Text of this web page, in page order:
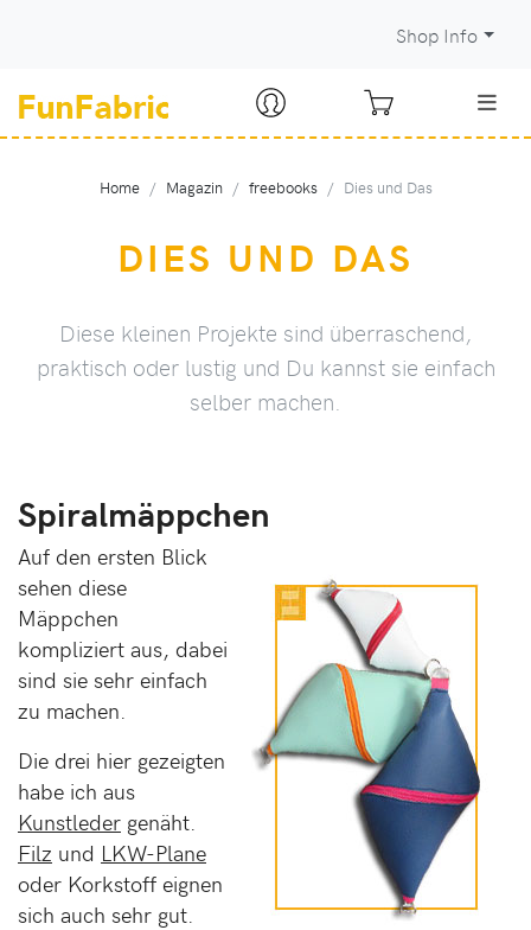
Shop Info
Home Magazin freebooks Dies und Das
DIES UND DAS
Diese kleinen Projekte sind überraschend,
praktisch oder lustig und Du kannst sie einfach
selber machen.
Spiralmäppchen
Auf den ersten Blick
sehen diese
Mäppchen
kompliziert aus, dabei
sind sie sehr einfach
zu machen.
Die drei hier gezeigten
habe ich aus
Kunstleder genäht.
Filz und LKW-Plane
oder Korkstoff eignen
sich auch sehr gut.